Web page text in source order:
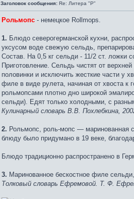
Заголовок сообщения: Re: Литера "Р"
Рольмопс - немецкое Rollmops.
1. Блюдо северогерманской кухни,
уксусом воде свежую сельдь,
Состав. На 0,5 кг сельди - 11/2 ст. ложки
Приготовление. Сельдь чистят от
половинки и исключить жесткие части у
филе в виде рулета, начиная от хвоста
рольмопсами плотно дно широкой
сельди). Едят только холодными, с
Кулинарный словарь В.В. Похлебкина,
2. Рольмопс, роль-мопс — маринованная
блюду было придумано в 19 веке,
Блюдо традиционно распространено в
3. Маринованное бескостное филе
Толковый словарь Ефремовой. Т. Ф.